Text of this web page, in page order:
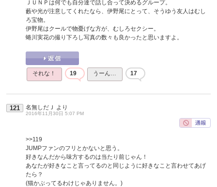
ＪＵＮＰは何でも自分達で話し合って決めるグループ。
藪や光が注意してくれたなら、伊野尾にとって、そうゆう友人はむし
ろ宝物。
伊野尾はクールで物憂げな方が、むしろセクシー。
蜷川実花の撮り下ろし写真の数々も良かったと思いますよ。
それな！ 19 うーん… 17
121 名無しだＪ より
2016年11月30日 5:07 PM
>>119
JUMPファンのフリとかないと思う。
好きなんだから味方するのは当たり前じゃん！
あなたが好きなこと言ってるのと同じように好きなこと言わせてあげ
たら？
(猫かぶってるわけじゃありません。)